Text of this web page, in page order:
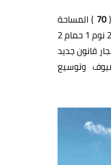
70 ) المساحة
بحري و غربي تطل على حديقة تشمل 2 نوم 1 حمام 2
قانون جديد
وتوسيع